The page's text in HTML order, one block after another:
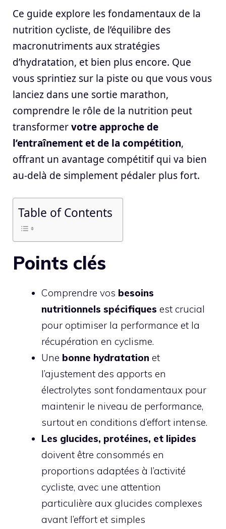
Ce guide explore les fondamentaux de la
nutrition cycliste, de l’équilibre des
macronutriments aux stratégies
d’hydratation, et bien plus encore. Que
vous sprintiez sur la piste ou que vous vous
lanciez dans une sortie marathon,
comprendre le rôle de la nutrition peut
transformervotre approche de
l’entraînement et de la compétition,
offrant un avantage compétitif qui va bien
au-delà de simplement pédaler plus fort.
Table of Contents
Points clés
Comprendre vos besoins
nutritionnels spécifiques est crucial
pour optimiser la performance et la
récupération en cyclisme.
Une bonne hydratation et
l’ajustement des apports en
électrolytes sont fondamentaux pour
maintenir le niveau de performance,
surtout en conditions d’effort intense.
Les glucides, protéines, et lipides
doivent être consommés en
proportions adaptées à l’activité
cycliste, avec une attention
particulière aux glucides complexes
avant l’effort et simples